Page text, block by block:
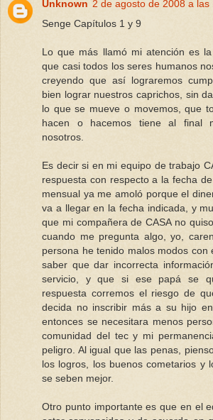
Unknown 2 de agosto de 2008 a las
Senge Capítulos 1 y 9
Lo que más llamó mi atención es
que casi todos los seres humanos
creyendo que así lograremos
bien lograr nuestros caprichos, sin
lo que se mueve o movemos, que
hacen o hacemos tiene al final
nosotros.
Es decir si en mi equipo de trabajo
respuesta con respecto a la fecha
mensual ya me amoló porque el
va a llegar en la fecha indicada, y
que mi compañera de CASA no
cuando me pregunta algo, yo,
persona he tenido malos modos con
saber que dar incorrecta
servicio, y que si ese papá se
respuesta corremos el riesgo de
decida no inscribir más a su hijo
entonces se necesitara menos
comunidad del tec y mi
peligro. Al igual que las penas,
los logros, los buenos cometarios y
se seben mejor.
Otro punto importante es que en el